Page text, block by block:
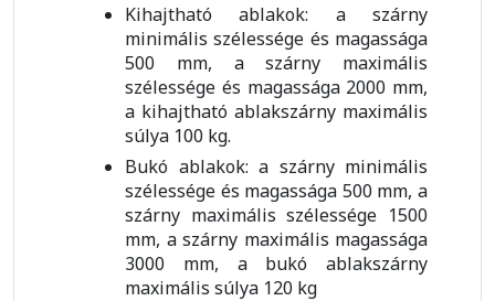
Kihajtható ablakok: a szárny
minimális szélessége és magassága
500 mm, a szárny maximális
szélessége és magassága 2000 mm,
a kihajtható ablakszárny maximális
súlya 100 kg.
Bukó ablakok: a szárny minimális
szélessége és magassága 500 mm, a
szárny maximális szélessége 1500
mm, a szárny maximális magassága
3000 mm, a bukó ablakszárny
maximális súlya 120 kg